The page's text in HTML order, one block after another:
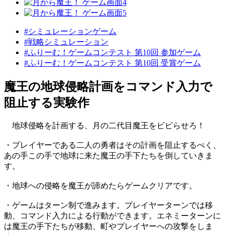
#シミュレーションゲーム
#戦略シミュレーション
#ふりーむ！ゲームコンテスト 第10回 参加ゲーム
#ふりーむ！ゲームコンテスト 第10回 受賞ゲーム
魔王の地球侵略計画をコマンド入力で
阻止する実験作
地球侵略を計画する、月の二代目魔王をビビらせろ！
・プレイヤーである二人の勇者はその計画を阻止するべく、
あの手この手で地球に来た魔王の手下たちを倒していきま
す。
・地球への侵略を魔王が諦めたらゲームクリアです。
・ゲームはターン制で進みます。プレイヤーターンでは移
動、コマンド入力による行動ができます。エネミーターンに
は魔王の手下たちが移動、町やプレイヤーへの攻撃をしま